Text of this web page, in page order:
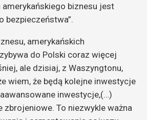
biznesu jest
bezpieczeństwa”.
amerykańskich
do Polski coraz więcej
ale dzisiaj, z Waszyngtonu,
wiem, że będą kolejne inwestycje
inwestycje,(…)
zbrojeniowe. To niezwykle ważna